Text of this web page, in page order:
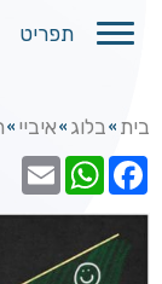
תפריט
בית » בלוג » איביי »